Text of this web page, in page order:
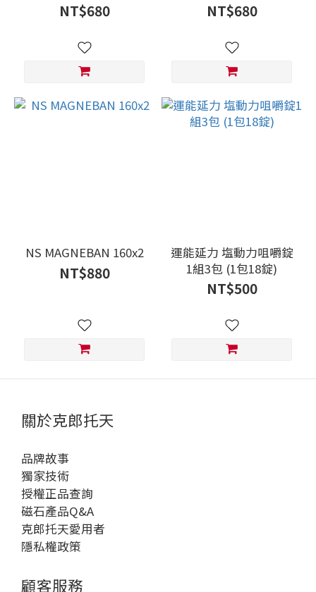
NT$680 NT$680
NS MAGNEBAN 160x2
NT$880
運能延力 塩動力咀嚼錠
1組3包 (1包18錠)
NT$500
關於克郎托天
品牌故事
獨家技術
授權正品查詢
磁石產品Q&A
克郎托天愛用者
隱私權政策
顧客服務